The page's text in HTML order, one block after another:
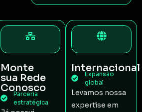
Monte
sua Rede
Conosco
Parceria
estratégica
Internacional
Expansão
global
Levamos nossa
expertise em